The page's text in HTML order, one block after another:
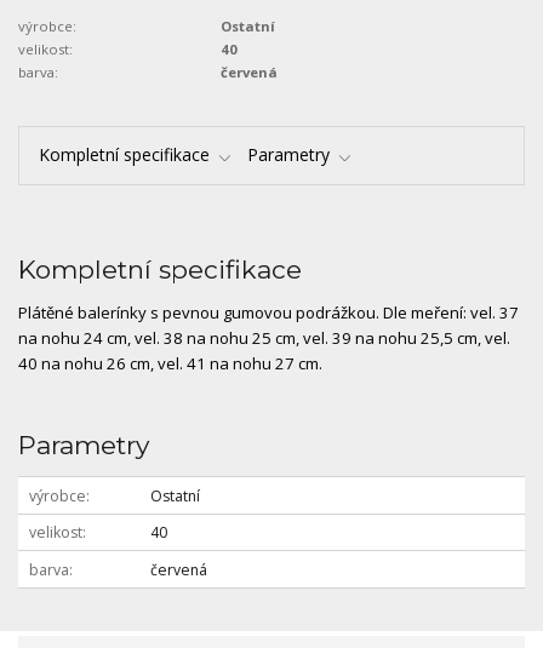
výrobce:
Ostatní
velikost:
40
barva:
červená
Kompletní specifikace Parametry
Kompletní specifikace
Plátěné balerínky s pevnou gumovou podrážkou. Dle meření: vel. 37
na nohu 24 cm, vel. 38 na nohu 25 cm, vel. 39 na nohu 25,5 cm, vel.
40 na nohu 26 cm, vel. 41 na nohu 27 cm.
Parametry
výrobce
Ostatní
velikost
40
barva
červená